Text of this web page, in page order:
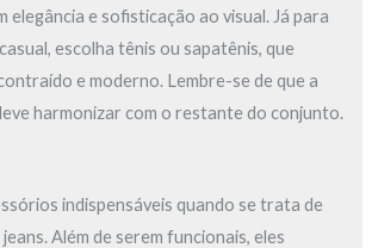
elegância e sofisticação ao visual. Já para
escolha tênis ou sapatênis, que
e moderno. Lembre-se de que a
harmonizar com o restante do conjunto.
indispensáveis quando se trata de
Além de serem funcionais, eles